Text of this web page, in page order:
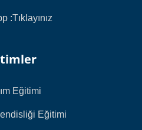
:Tıklayınız
Eğitimi
Eğitimi